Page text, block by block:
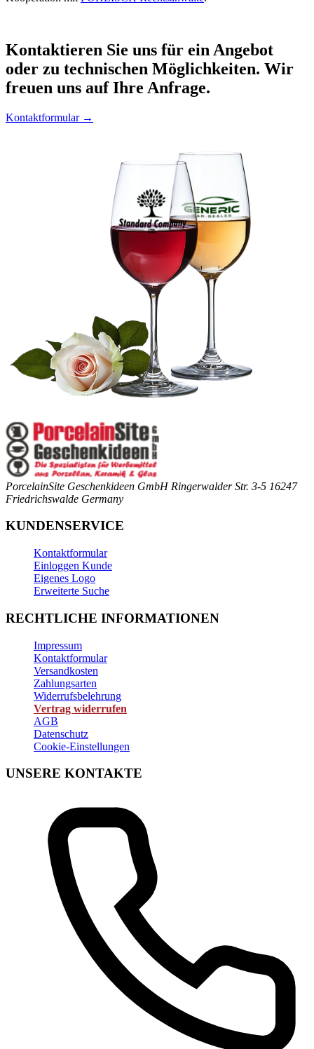
Kontaktieren Sie uns für ein Angebot
oder zu technischen Möglichkeiten. Wir
freuen uns auf Ihre Anfrage.
Kontaktformular →
PorcelainSite Geschenkideen GmbH Ringerwalder Str. 3-5 16247
Friedrichswalde Germany
KUNDENSERVICE
Kontaktformular
Einloggen Kunde
Eigenes Logo
Erweiterte Suche
RECHTLICHE INFORMATIONEN
Impressum
Kontaktformular
Versandkosten
Zahlungsarten
Widerrufsbelehrung
Vertrag widerrufen
AGB
Datenschutz
Cookie-Einstellungen
UNSERE KONTAKTE